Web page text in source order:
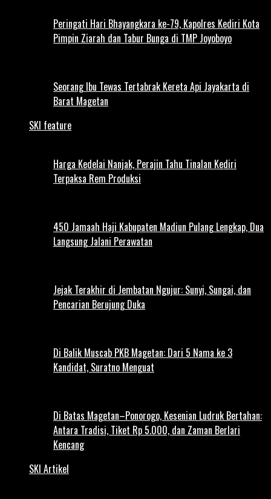
Peringati Hari Bhayangkara ke-79, Kapolres Kediri Kota
Pimpin Ziarah dan Tabur Bunga di TMP Joyoboyo
Seorang Ibu Tewas Tertabrak Kereta Api Jayakarta di
Barat Magetan
SKI feature
Harga Kedelai Nanjak, Perajin Tahu Tinalan Kediri
Terpaksa Rem Produksi
450 Jamaah Haji Kabupaten Madiun Pulang Lengkap, Dua
Langsung Jalani Perawatan
Jejak Terakhir di Jembatan Ngujur: Sunyi, Sungai, dan
Pencarian Berujung Duka
Di Balik Muscab PKB Magetan: Dari 5 Nama ke 3
Kandidat, Suratno Menguat
Di Batas Magetan–Ponorogo, Kesenian Ludruk Bertahan:
Antara Tradisi, Tiket Rp 5.000, dan Zaman Berlari
Kencang
SKI Artikel